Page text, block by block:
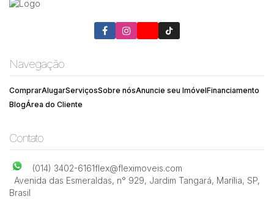
Navegação
ComprarAlugarServiçosSobre nósAnuncie seu ImóvelFinanciamento
BlogÁrea do Cliente
Contato
(014) 3402-6161flex@fleximoveis.com
Avenida das Esmeraldas, n° 929, Jardim Tangará, Marília, SP,
Brasil